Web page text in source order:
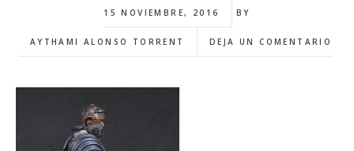
15 NOVIEMBRE, 2016 BY
AYTHAMI ALONSO TORRENT DEJA UN COMENTARIO